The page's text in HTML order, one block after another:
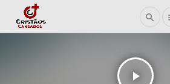
search
play_arrow